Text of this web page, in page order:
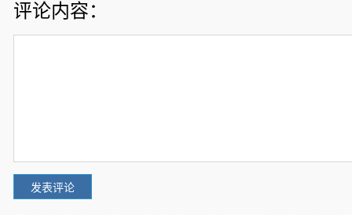
评论内容：